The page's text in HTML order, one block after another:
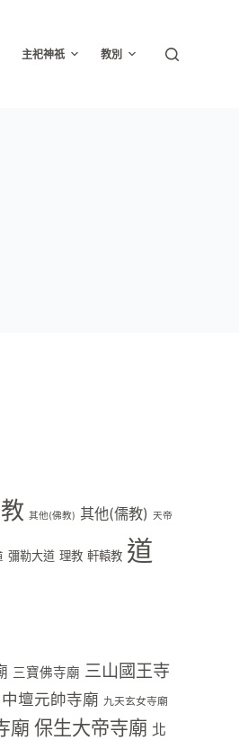
主祀神祇 教別
其他(佛教) 其他(儒教) 天帝
彌勒大道 理教 軒轅教 道
三寶佛寺廟 三山國王寺
中壇元帥寺廟 九天玄女寺廟
廟 保生大帝寺廟 北